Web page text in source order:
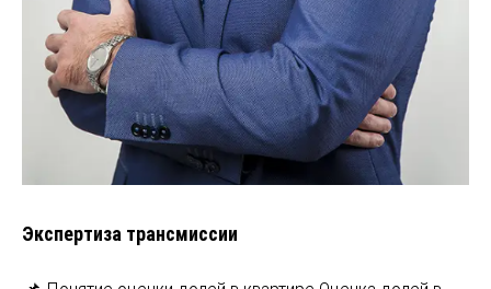
Экспертиза трансмиссии